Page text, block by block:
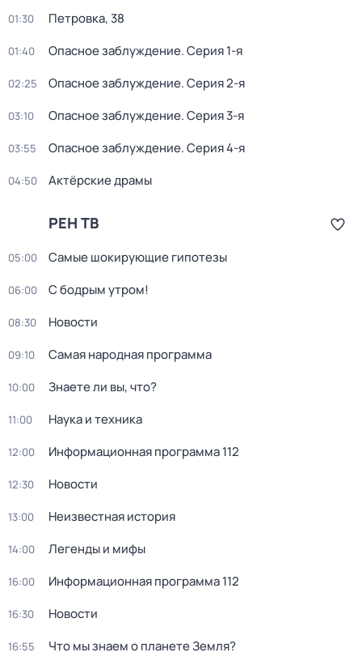
01:30 Петровка, 38
01:40 Опасное заблуждение. Серия 1-я
02:25 Опасное заблуждение. Серия 2-я
03:10 Опасное заблуждение. Серия 3-я
03:55 Опасное заблуждение. Серия 4-я
04:50 Актёрские драмы
РЕН ТВ
05:00 Самые шoкиpующие гипотезы
06:00 С бодрым утром!
08:30 Новости
09:10 Самая народная программа
10:00 Знаете ли вы, что?
11:00 Hаука и теxника
12:00 Информационная программа 112
12:30 Новости
13:00 Неизвестная история
14:00 Легенды и мифы
16:00 Информационная программа 112
16:30 Новости
16:55 Что мы знаем о планете Земля?